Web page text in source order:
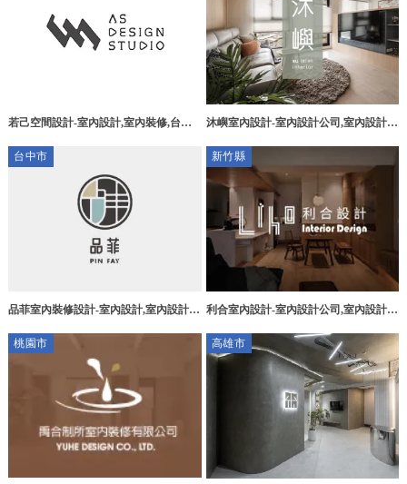
若己空間設計-室內設計,室內裝修,台北
沐嶼室內設計-室內設計公司,室內設計公
公司推薦,三民區室內設計公司
台中市
品菲室內裝修設計-室內設計,室內設計公
新竹縣
利合室內設計-室內設計公司,室內設計推
薦,竹北室內設計公司
桃園市 高雄市